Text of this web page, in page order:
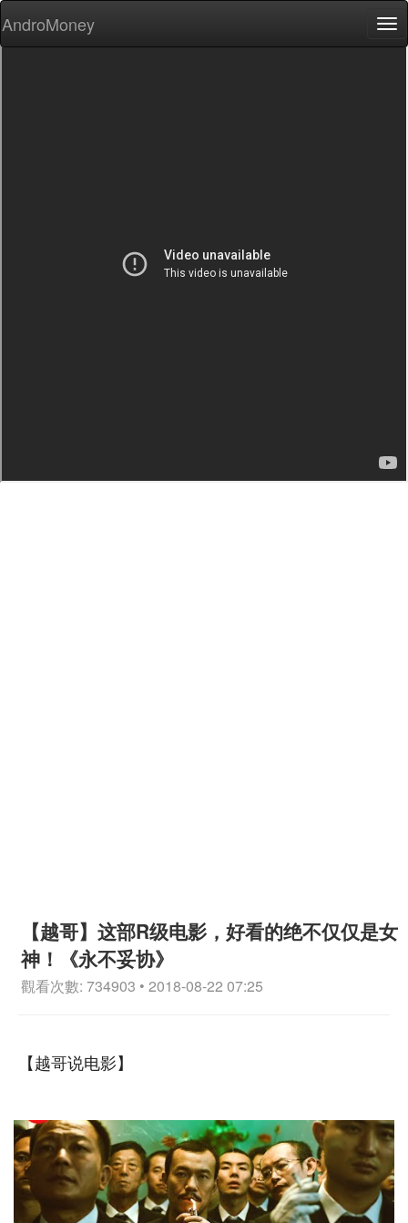
AndroMoney
【越哥】这部R级电影，好看的绝不仅仅是女
神！《永不妥协》
觀看次數: 734903 • 2018-08-22 07:25
【越哥说电影】